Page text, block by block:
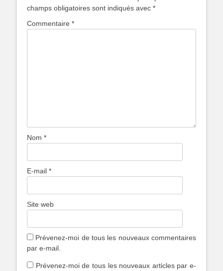
champs obligatoires sont indiqués avec *
Commentaire *
Nom *
E-mail *
Site web
Prévenez-moi de tous les nouveaux commentaires
par e-mail.
Prévenez-moi de tous les nouveaux articles par e-